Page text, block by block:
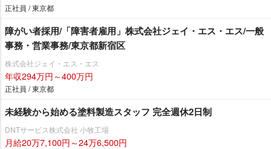
正社員 / 東京都
障がい者採用/「障害者雇用」株式会社ジェイ・エス・エス/一般
事務・営業事務/東京都新宿区
株式会社ジェイ・エス・エス
年収294万円～400万円
正社員 / 東京都
未経験から始める塗料製造スタッフ 完全週休2日制
DNTサービス株式会社 小牧工場
月給20万7,100円～24万6,500円